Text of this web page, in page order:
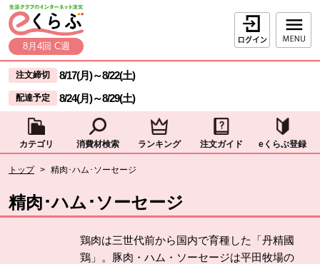
ページの先頭です。
本文へジャンプする。
8月4回 C週
ログイン
ここからサイト内共通メニューです。
サイト内共通メニューをスキップする
注文締切 8/17(月)～8/22(土)
配達予定 8/24(月)～8/29(土)
カテゴリ 消費材検索 ランキング 注文ガイド eくらぶ登録
トップ > 精肉･ハム･ソーセージ
精肉･ハム･ソーセージ
鶏肉は三世代前から国内で育種した「丹精國
鶏」。豚肉・ハム・ソーセージは平田牧場の